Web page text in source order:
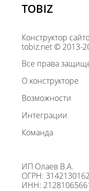
TOBIZ
Конструктор
tobiz.net © 2013-
Все права
О конструкторе
Возможности
Интеграции
Команда
ИП Олаев В.А.
ОГРН:
ИНН: